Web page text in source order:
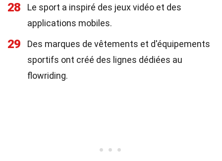
28
Le sport a inspiré des jeux vidéo et des
applications mobiles.
29
Des marques de vêtements et d'équipements
sportifs ont créé des lignes dédiées au
flowriding.